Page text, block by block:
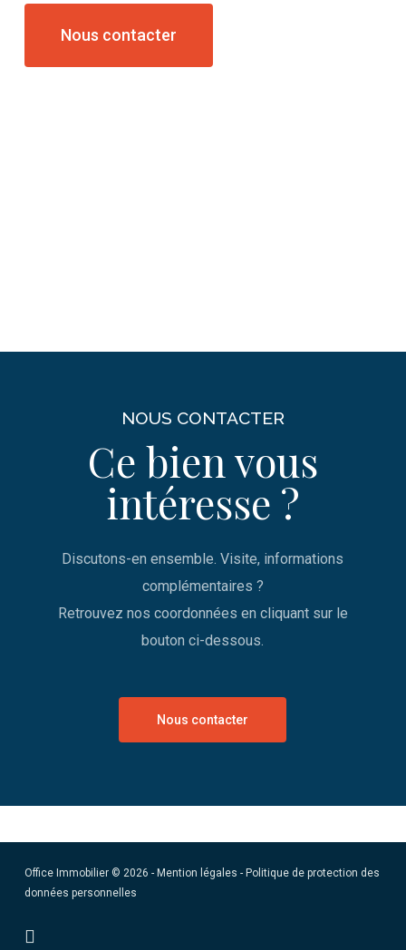
Nous contacter
NOUS CONTACTER
Ce bien vous
intéresse ?
Discutons-en ensemble. Visite, informations
complémentaires ?
Retrouvez nos coordonnées en cliquant sur le
bouton ci-dessous.
Nous contacter
Office Immobilier © 2026 - Mention légales - Politique de protection des
données personnelles
facebook